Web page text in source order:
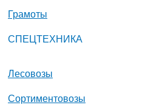
Грамоты
СПЕЦТЕХНИКА
Лесовозы
Сортиментовозы